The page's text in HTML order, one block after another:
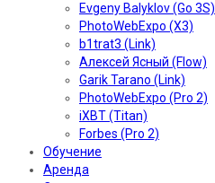
Evgeny Balyklov (Go 3S)
PhotoWebExpo (X3)
b1trat3 (Link)
Алексей Ясный (Flow)
Garik Tarano (Link)
PhotoWebExpo (Pro 2)
iXBT (Titan)
Forbes (Pro 2)
Обучение
Аренда